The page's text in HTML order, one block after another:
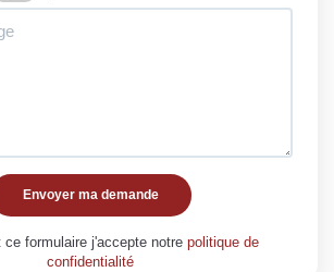
Envoyer ma demande
ce formulaire j'accepte notre politique de
confidentialité